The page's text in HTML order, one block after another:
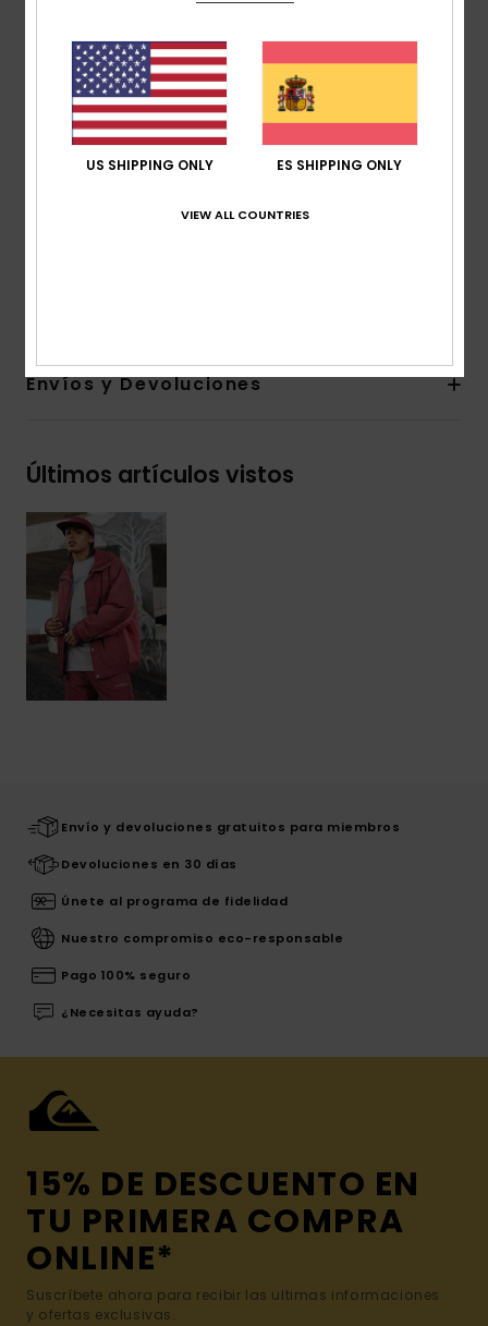
contraste
Bolsillos:bolsillos laterales con cremallera interna
en el canesú
Cierre:solapa frontal con corchetes metálicos y
cremallera oculta
Otras características:parche de temporada en el
Envíos y Devoluciones
Últimos artículos vistos
Envío y devoluciones gratuitos para miembros
Devoluciones en 30 días
Únete al programa de fidelidad
Nuestro compromiso eco-responsable
Pago 100% seguro
¿Necesitas ayuda?
15% DE DESCUENTO EN
TU PRIMERA COMPRA
ONLINE*
Suscríbete ahora para recibir las ultimas informaciones
y ofertas exclusivas.
US SHIPPING ONLY ES SHIPPING ONLY
VIEW ALL COUNTRIES